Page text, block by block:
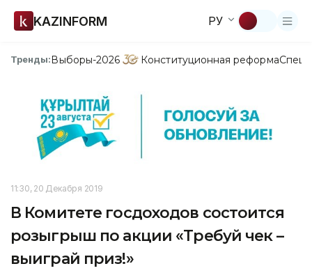
KAZINFORM РУ
Тренды:Выборы-2026 Конституционная реформа
11:30, 20 Декабря 2019
В Комитете госдоходов состоится
розыгрыш по акции «Требуй чек –
выиграй приз!»